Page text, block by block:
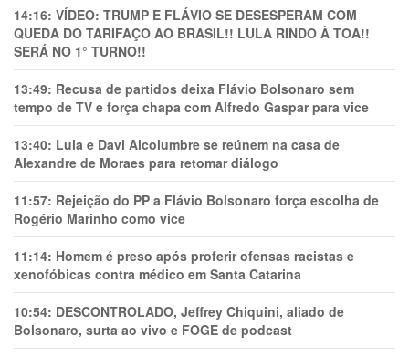
14:16: VÍDEO: TRUMP E FLÁVIO SE DESESPERAM COM
QUEDA DO TARIFAÇO AO BRASIL!! LULA RINDO À TOA!!
SERÁ NO 1° TURNO!!
13:49: Recusa de partidos deixa Flávio Bolsonaro sem
tempo de TV e força chapa com Alfredo Gaspar para vice
13:40: Lula e Davi Alcolumbre se reúnem na casa de
Alexandre de Moraes para retomar diálogo
11:57: Rejeição do PP a Flávio Bolsonaro força escolha de
Rogério Marinho como vice
11:14: Homem é preso após proferir ofensas racistas e
xenofóbicas contra médico em Santa Catarina
10:54: DESCONTROLADO, Jeffrey Chiquini, aliado de
Bolsonaro, surta ao vivo e FOGE de podcast